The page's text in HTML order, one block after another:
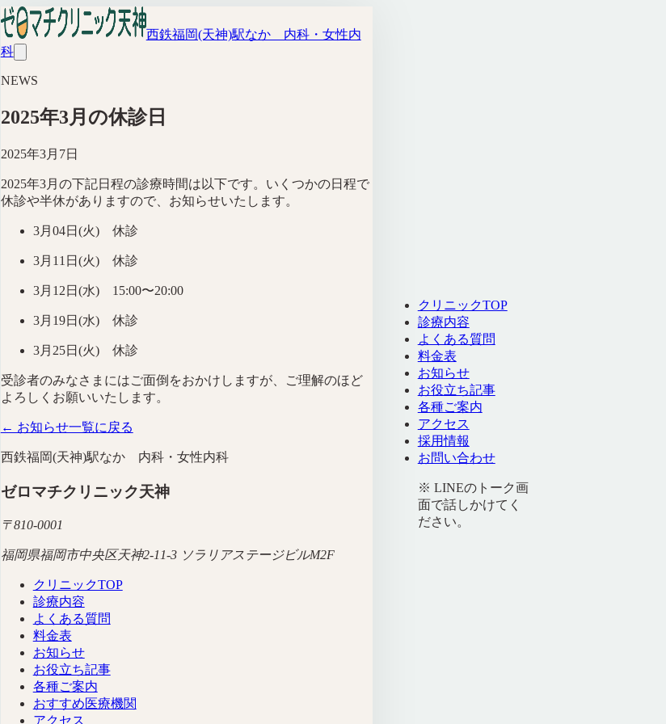
西鉄福岡(天神)駅なか 内科・女性内
科
NEWS
2025年3月の休診日
2025年3月7日
2025年3月の下記日程の診療時間は以下です。いくつかの日程で
休診や半休がありますので、お知らせいたします。
3月04日(火) 休診
3月11日(火) 休診
3月12日(水) 15:00〜20:00
3月19日(水) 休診
3月25日(火) 休診
受診者のみなさまにはご面倒をおかけしますが、ご理解のほど
よろしくお願いいたします。
← お知らせ一覧に戻る
西鉄福岡(天神)駅なか 内科・女性内科
ゼロマチクリニック天神
〒810-0001
福岡県福岡市中央区天神2-11-3 ソラリアステージビルM2F
クリニックTOP
診療内容
よくある質問
料金表
お知らせ
お役立ち記事
各種ご案内
おすすめ医療機関
アクセス
クリニックTOP
診療内容
よくある質問
料金表
お知らせ
お役立ち記事
各種ご案内
アクセス
採用情報
お問い合わせ
※ LINEのトーク画
面で話しかけてく
ださい。